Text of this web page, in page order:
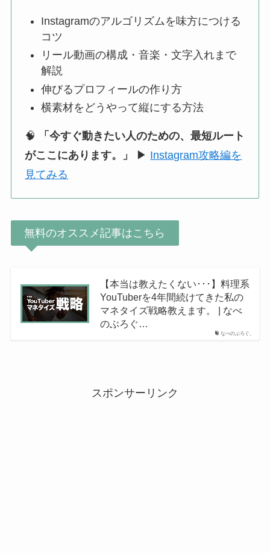
Instagramのアルゴリズムを味方につける
コツ
リール動画の構成・音楽・文字入れまで
解説
伸びるプロフィールの作り方
横素材をどうやって縦にする方法
🧠
「今すぐ動きたい人のための、最短ルート
がここにあります。」
▶ Instagram攻略編を
見てみる
無料のオススメ記事はこちら
なべのぶろぐ。
【本当は教えたくない･･･】料理系
YouTuberを4年間続けてきた私の
マネタイズ戦略教えます。 | なべ
のぶろぐ…
スポンサーリンク